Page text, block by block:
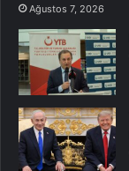
Ağustos 7, 2026